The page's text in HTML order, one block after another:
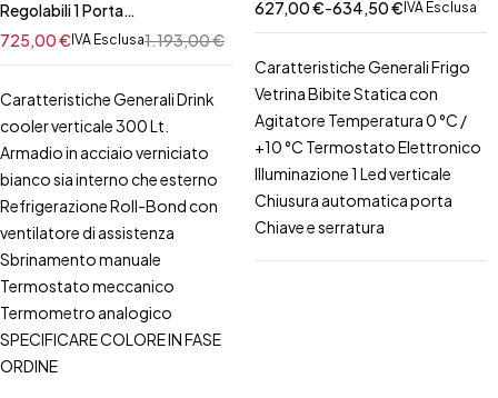
Regolabili 1 Porta
Autochiudente 300 Lt
Bianca/Nera
1.193,00€
725,00€ IVA Esclusa
Caratteristiche Generali Drink
cooler verticale 300 Lt.
Armadio in acciaio verniciato
bianco sia interno che esterno
Refrigerazione Roll-Bond con
ventilatore di assistenza
Sbrinamento manuale
Termostato meccanico
Termometro analogico
SPECIFICARE COLORE IN FASE
ORDINE
627,00€-634,50€ IVA Esclusa
Caratteristiche Generali Frigo
Vetrina Bibite Statica con
Agitatore Temperatura 0 °C /
+10 °C Termostato Elettronico
Illuminazione 1 Led verticale
Chiusura automatica porta
Chiave e serratura